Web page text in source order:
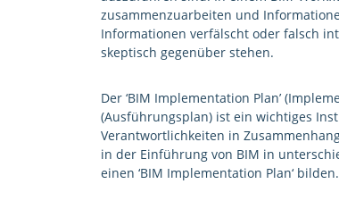
zusammenzuarbeiten und
Informationen verfälscht oder falsch
skeptisch gegenüber stehen.
Der ‘BIM Implementation Plan’
(Ausführungsplan) ist ein wichtiges
Verantwortlichkeiten in
in der Einführung von BIM in
einen ‘BIM Implementation Plan‘ bilden.